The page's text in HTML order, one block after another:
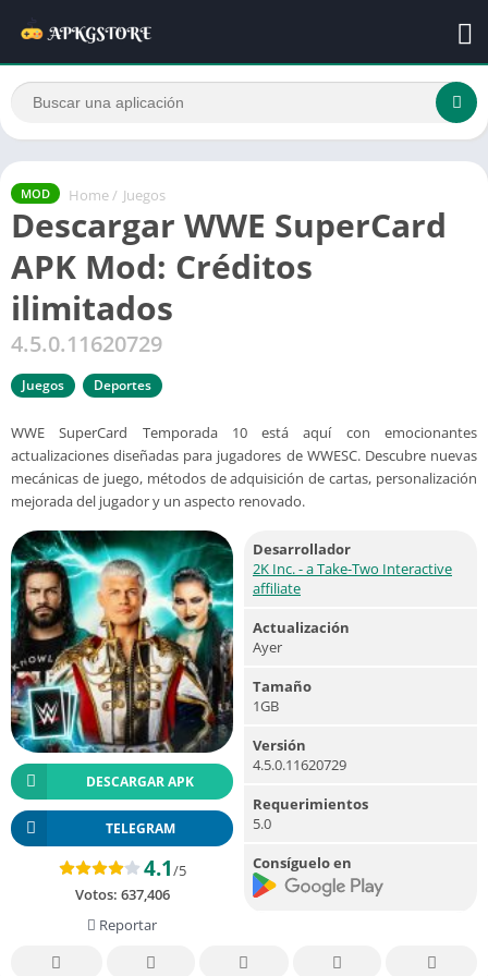
MOD Home / Juegos
Descargar WWE SuperCard
APK Mod: Créditos
ilimitados
4.5.0.11620729
Juegos Deportes
WWE SuperCard Temporada 10 está aquí con emocionantes
actualizaciones diseñadas para jugadores de WWESC. Descubre nuevas
mecánicas de juego, métodos de adquisición de cartas, personalización
mejorada del jugador y un aspecto renovado.
DESCARGAR APK
TELEGRAM
4.1/5
Votos: 637,406
Reportar
Desarrollador
2K Inc. - a Take-Two Interactive
affiliate
Actualización
Ayer
Tamaño
1GB
Versión
4.5.0.11620729
Requerimientos
5.0
Consíguelo en